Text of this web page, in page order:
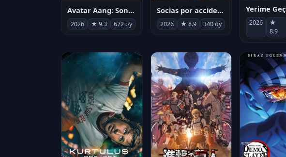
Avatar Aang: Son Havabükücü
2026 ★ 9.3 672 oy
Socias por accidente
2026 ★ 8.9 340 oy
Yerime Geç
2026
★
8.9